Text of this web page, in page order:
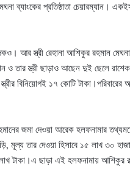
ব্যাংকের প্রতিষ্ঠাতা চেয়ারম্যান।
আর স্ত্রী রেহানা আশিকুর রহমান
ও তার স্ত্রী ছাড়াও আছেন দুই ছেলে
বিনিয়োগই ১৭ কোটি টাকা।পরিবারের
জমা দেওয়া আরেক হলফনামার
মূল্য তার দেওয়া হিসাবে ১৫ লাখ ৩০
টাকা।এ ছাড়া এই হলফনামায়